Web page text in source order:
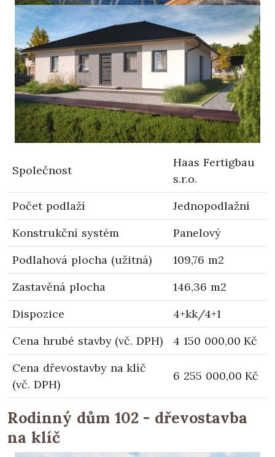
Společnost
Haas Fertigbau
s.r.o.
Počet podlaží
Jednopodlažní
Konstrukční systém
Panelový
Podlahová plocha (užitná)
109,76 m2
Zastavěná plocha
146,36 m2
Dispozice
4+kk/4+1
Cena hrubé stavby (vč. DPH)
4 150 000,00 Kč
Cena dřevostavby na klíč
(vč. DPH)
6 255 000,00 Kč
Rodinný dům 102 - dřevostavba
na klíč